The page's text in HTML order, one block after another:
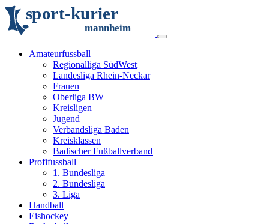
sport-kurier
mannheim
Amateurfussball
Regionalliga SüdWest
Landesliga Rhein-Neckar
Frauen
Oberliga BW
Kreisligen
Jugend
Verbandsliga Baden
Kreisklassen
Badischer Fußballverband
Profifussball
1. Bundesliga
2. Bundesliga
3. Liga
Handball
Eishockey